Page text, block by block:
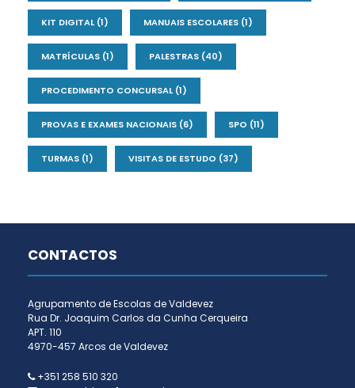
KIT DIGITAL(1) MANUAIS ESCOLARES (1)
MATRÍCULAS (1) PALESTRAS (40)
PROCEDIMENTO CONCURSAL(1)
PROVAS E EXAMES NACIONAIS (6) SPO (11)
TURMAS (1) VISITAS DE ESTUDO (37)
CONTACTOS
Agrupamento de Escolas de Valdevez
Rua Dr. Joaquim Carlos da Cunha Cerqueira
APT. 110
4970-457 Arcos de Valdevez
+351 258 510 320